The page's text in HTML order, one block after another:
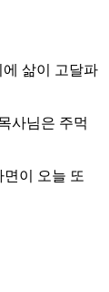
삶이 고달파
사님은 주먹
이 오늘 또